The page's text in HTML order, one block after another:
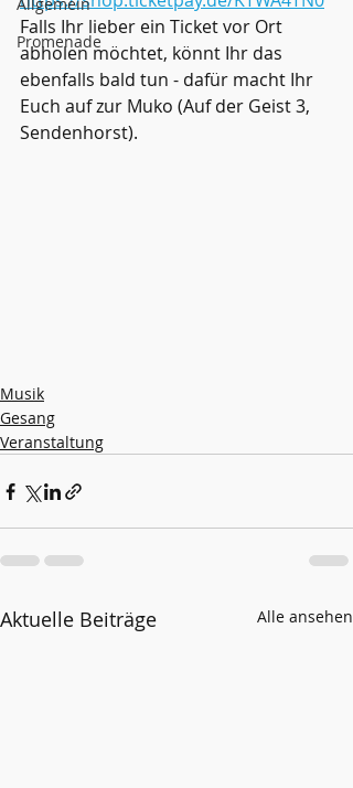
Promenade
Falls Ihr lieber ein Ticket vor Ort
abholen möchtet, könnt Ihr das
ebenfalls bald tun - dafür macht Ihr
Euch auf zur Muko (Auf der Geist 3,
Sendenhorst).
Musik
Gesang
Veranstaltung
Aktuelle Beiträge Alle ansehen